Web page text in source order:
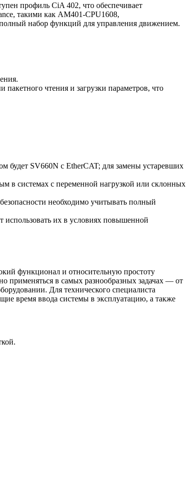
профиль CiA 402, что обеспечивает
такими как AM401-CPU1608,
набор функций для управления движением.
чтения и загрузки параметров, что
SV660N с EtherCAT; для замены устаревших
в системах с переменной нагрузкой или склонных
необходимо учитывать полный
использовать их в условиях повышенной
функционал и относительную простоту
применяться в самых разнообразных задачах — от
Для технического специалиста
время ввода системы в эксплуатацию, а также